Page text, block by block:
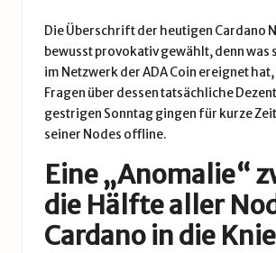
Die Überschrift der heutigen Cardano
bewusst provokativ gewählt, denn was
im Netzwerk der ADA Coin ereignet
Fragen über dessen tatsächliche
gestrigen Sonntag gingen für kurze Zeit
seiner Nodes offline.
Eine „Anomalie“
die Hälfte aller
Cardano in die Knie